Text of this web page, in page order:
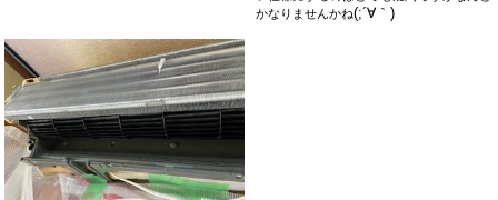
かなりませんかね(;´∀｀)